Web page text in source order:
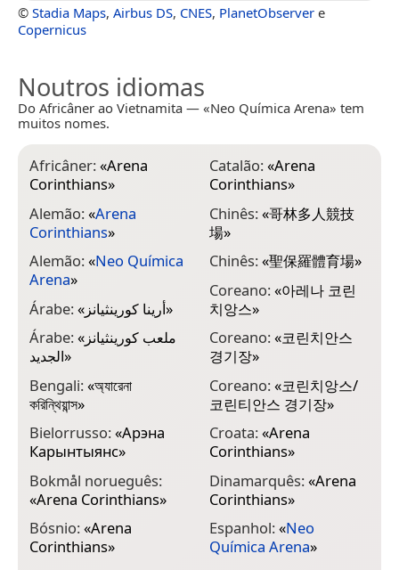
© Stadia Maps, Airbus DS, CNES, PlanetObserver e
Copernicus
Noutros idiomas
Do Africâner ao Vietnamita — «Neo Química Arena» tem
muitos nomes.
Africâner:«Arena
Corinthians»
Alemão:«Arena
Corinthians»
Alemão:«Neo Química
Arena»
Árabe:«أرينا كورينثيانز»
Árabe:«ملعب كورينثيانز
الجديد»
Bengali:«অ্যারেনা
করিন্থিয়ান্স»
Bielorrusso:«Арэна
Карынтыянс»
Bokmål norueguês:
«Arena Corinthians»
Bósnio:«Arena
Corinthians»
Catalão:«Arena
Corinthians»
Chinês:«哥林多人競技
場»
Chinês:«聖保羅體育場»
Coreano:«아레나 코린
치앙스»
Coreano:«코린치안스
경기장»
Coreano:«코린치앙스/
코린티안스 경기장»
Croata:«Arena
Corinthians»
Dinamarquês:«Arena
Corinthians»
Espanhol:«Neo
Química Arena»